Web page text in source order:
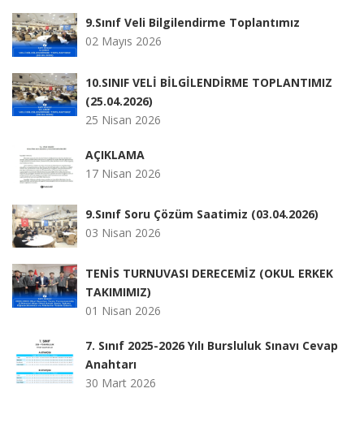
9.Sınıf Veli Bilgilendirme Toplantımız
02 Mayıs 2026
10.SINIF VELİ BİLGİLENDİRME TOPLANTIMIZ
(25.04.2026)
25 Nisan 2026
AÇIKLAMA
17 Nisan 2026
9.Sınıf Soru Çözüm Saatimiz (03.04.2026)
03 Nisan 2026
TENİS TURNUVASI DERECEMİZ (OKUL ERKEK
TAKIMIMIZ)
01 Nisan 2026
7. Sınıf 2025-2026 Yılı Bursluluk Sınavı Cevap
Anahtarı
30 Mart 2026